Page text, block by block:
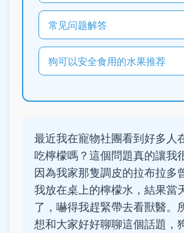
常见问题解答
狗可以安全食用的水果推荐
最近我在寵物社團看到好多人
吃檸檬嗎？這個問題真的讓我
因為我家那隻調皮的拉布拉多
我放在桌上的檸檬水，結果當
了，嚇得我趕緊帶去看獸醫。
想和大家好好聊聊這個話題，